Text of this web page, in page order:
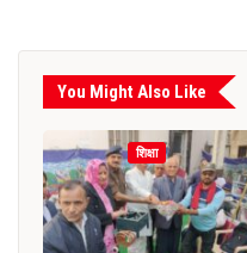
You Might Also Like
शिक्षा